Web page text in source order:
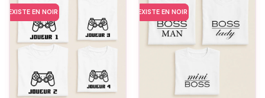
EXISTE EN NOIR EXISTE EN NOIR